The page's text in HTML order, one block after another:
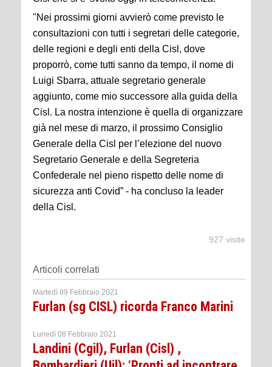
"Nei prossimi giorni avvierò come previsto le
consultazioni con tutti i segretari delle categorie,
delle regioni e degli enti della Cisl, dove
proporrò, come tutti sanno da tempo, il nome di
Luigi Sbarra, attuale segretario generale
aggiunto, come mio successore alla guida della
Cisl. La nostra intenzione è quella di organizzare
già nel mese di marzo, il prossimo Consiglio
Generale della Cisl per l’elezione del nuovo
Segretario Generale e della Segreteria
Confederale nel pieno rispetto delle nome di
sicurezza anti Covid” - ha concluso la leader
della Cisl.
927 visite
Articoli correlati
Martedì 09 Febbraio 2021
Furlan (sg CISL) ricorda Franco Marini
Lunedì 08 Febbraio 2021
Landini (Cgil), Furlan (Cisl) ,